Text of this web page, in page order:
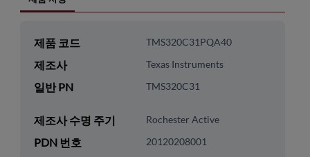
제품 코드 TMS320C31PQA40
제조사 Texas Instruments
일반 PN TMS320C31
제조사 수명 주기 Rochester Active
PDN 번호 20120208001